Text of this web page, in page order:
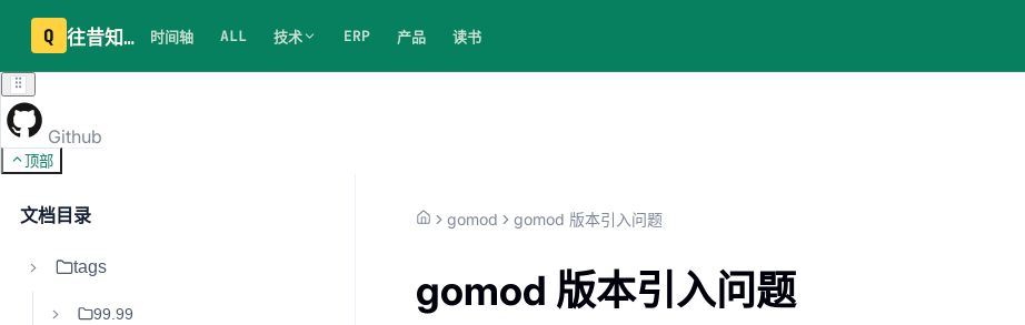
Q 往昔知识库 时间轴 ALL 技术 ERP 产品 读书
Github
顶部
文档目录
tags
99.99
gomod gomod 版本引入问题
gomod 版本引入问题